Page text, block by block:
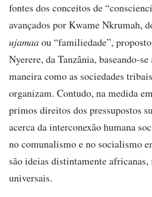
fontes dos conceitos de
avançados por Kwame Nkrumah,
ujamaaou “familiedade”,
Nyerere, da Tanzânia, baseando-se
maneira como as sociedades
organizam. Contudo, na medida
primos direitos dos pressupostos
acerca da interconexão humana
no comunalismo e no socialismo
são ideias distintamente africanas,
universais.